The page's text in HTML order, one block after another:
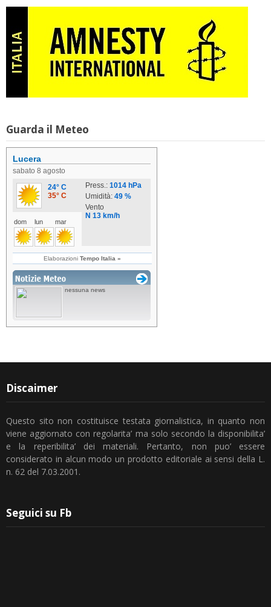
Guarda il Meteo
Discaimer
Questo sito non costituisce testata giornalistica, in quanto non
viene aggiornato con regolarita’ ma solo secondo la disponibilita’
e la reperibilita’ dei materiali. Pertanto, non puo’ essere
considerato in alcun modo un prodotto editoriale ai sensi della L.
n. 62 del 7.03.2001.
Seguici su Fb